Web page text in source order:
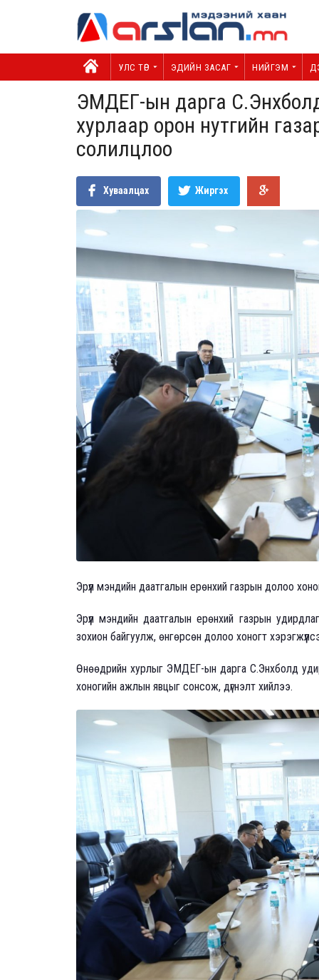
УЛС ТӨР ЭДИЙН ЗАСАГ НИЙГЭМ
ЭМДЕГ-ын дарга
хурлаар орон нутгийн
солилцлоо
Хуваалцах Жиргэх
Эрүүл мэндийн даатгалын ерөнхий газрын долоо
Эрүүл мэндийн даатгалын ерөнхий газрын
зохион байгуулж, өнгөрсөн долоо хоногт
Өнөөдрийн хурлыг ЭМДЕГ-ын дарга С.Энхболд
хоногийн ажлын явцыг сонсож, дүгнэлт хийлээ.